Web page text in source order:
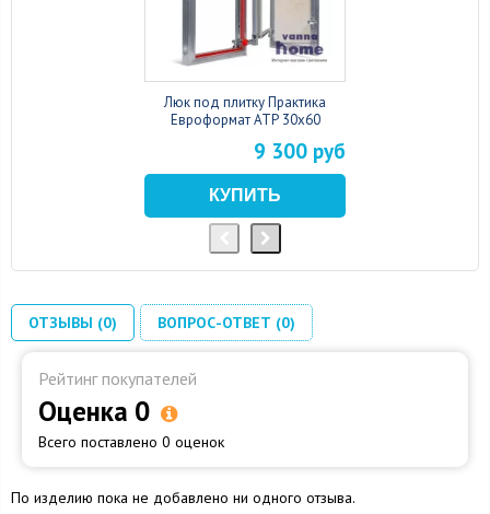
Люк под плитку Практика
Евроформат АТР 30x60
9 300 руб
ОТЗЫВЫ (0) ВОПРОС-ОТВЕТ (0)
Рейтинг покупателей
Оценка 0
Всего поставлено 0 оценок
По изделию пока не добавлено ни одного отзыва.